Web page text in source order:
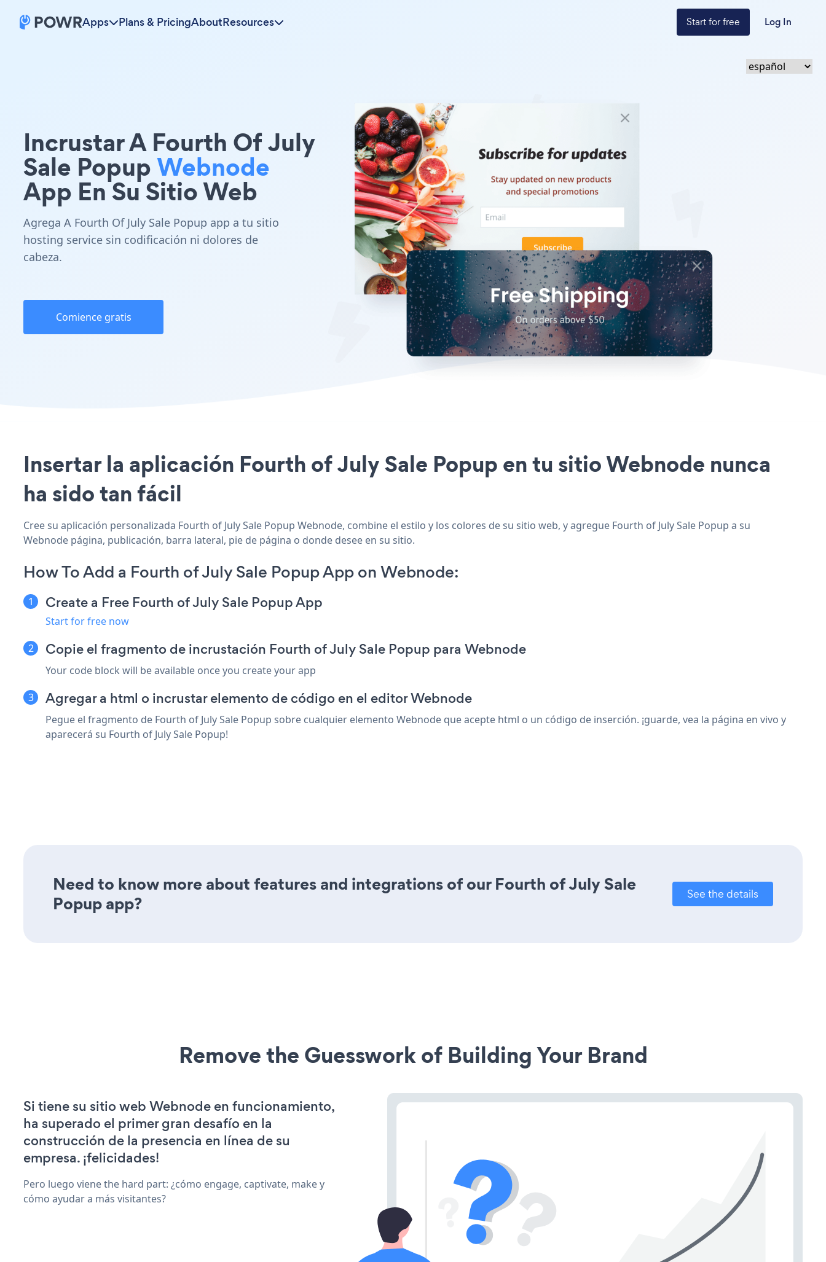
Apps Plans & PricingAboutResources Start for free Log In
Incrustar A Fourth Of July
Sale PopupWebnode
App En Su Sitio Web
Agrega A Fourth Of July Sale Popup app a tu sitio
hosting service sin codificación ni dolores de
cabeza.
Comience gratis
Insertar la aplicación Fourth of July Sale Popup en tu sitio Webnode nunca
ha sido tan fácil
Cree su aplicación personalizada Fourth of July Sale Popup Webnode, combine el estilo y los colores de su sitio web, y agregue Fourth of July Sale Popup a su
Webnode página, publicación, barra lateral, pie de página o donde desee en su sitio.
How To Add a Fourth of July Sale Popup App on Webnode:
Create a Free Fourth of July Sale Popup App
Start for free now
Copie el fragmento de incrustación Fourth of July Sale Popup para Webnode
Your code block will be available once you create your app
Agregar a html o incrustar elemento de código en el editor Webnode
Pegue el fragmento de Fourth of July Sale Popup sobre cualquier elemento Webnode que acepte html o un código de inserción. ¡guarde, vea la página en vivo y
aparecerá su Fourth of July Sale Popup!
Need to know more about features and integrations of our Fourth of July Sale
Popup app?
See the details
Remove the Guesswork of Building Your Brand
Si tiene su sitio web Webnode en funcionamiento,
ha superado el primer gran desafío en la
construcción de la presencia en línea de su
empresa. ¡felicidades!
Pero luego viene the hard part: ¿cómo engage, captivate, make y
cómo ayudar a más visitantes?